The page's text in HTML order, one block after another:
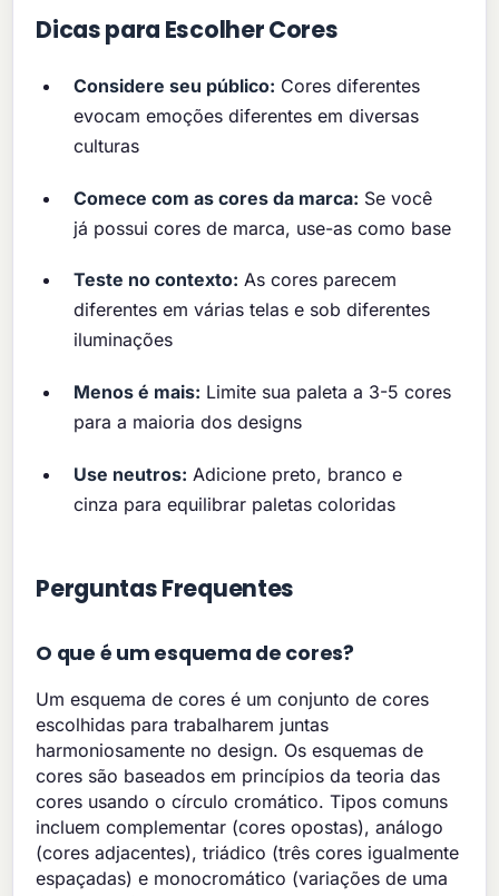
Dicas para Escolher Cores
Considere seu público: Cores diferentes
evocam emoções diferentes em diversas
culturas
Comece com as cores da marca: Se você
já possui cores de marca, use-as como base
Teste no contexto: As cores parecem
diferentes em várias telas e sob diferentes
iluminações
Menos é mais: Limite sua paleta a 3-5 cores
para a maioria dos designs
Use neutros: Adicione preto, branco e
cinza para equilibrar paletas coloridas
Perguntas Frequentes
O que é um esquema de cores?
Um esquema de cores é um conjunto de cores
escolhidas para trabalharem juntas
harmoniosamente no design. Os esquemas de
cores são baseados em princípios da teoria das
cores usando o círculo cromático. Tipos comuns
incluem complementar (cores opostas), análogo
(cores adjacentes), triádico (três cores igualmente
espaçadas) e monocromático (variações de uma